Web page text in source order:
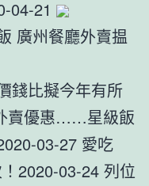
04-21
廣州餐廳外賣揾
錢比擬今年有所
賣優惠……星級飯
03-27 愛吃
2020-03-24 列位